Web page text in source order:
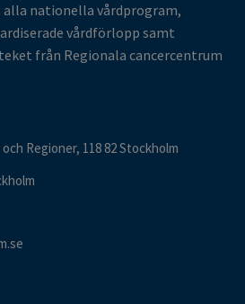
alla nationella vårdprogram,
vårdförlopp samt
från Regionala cancercentrum
Regioner, 118 82 Stockholm